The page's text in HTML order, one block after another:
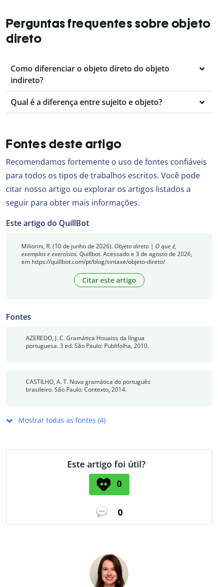
Perguntas frequentes sobre objeto
direto
Como diferenciar o objeto direto do objeto
indireto?
Qual é a diferença entre sujeito e objeto?
Fontes deste artigo
Recomendamos fortemente o uso de fontes confiáveis
para todos os tipos de trabalhos escritos. Você pode
citar nosso artigo ou explorar os artigos listados a
seguir para obter mais informações.
Este artigo do QuillBot
Miliorini, R. (10 de junho de 2026). Objeto direto | O que é,
exemplos e exercícios. Quillbot. Acessado e 3 de agosto de 2026,
em https://quillbot.com/pt/blog/sintaxe/objeto-direto/
Citar este artigo
Fontes
AZEREDO, J. C. Gramática Houaiss da língua
portuguesa. 3 ed. São Paulo: Publifolha, 2010.
CASTILHO, A. T. Nova gramática do português
brasileiro. São Paulo: Contexto, 2014.
Mostrar todas as fontes (4)
Este artigo foi útil?
0
0